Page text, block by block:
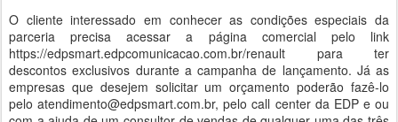
O cliente interessado em conhecer as condições especiais da
parceria precisa acessar a página comercial pelo link
https://edpsmart.edpcomunicacao.com.br/renault para ter
descontos exclusivos durante a campanha de lançamento. Já as
empresas que desejem solicitar um orçamento poderão fazê-lo
pelo atendimento@edpsmart.com.br, pelo call center da EDP e ou